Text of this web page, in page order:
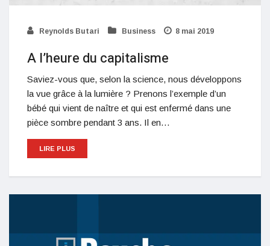
Reynolds Butari Business 8 mai 2019
A l’heure du capitalisme
Saviez-vous que, selon la science, nous développons
la vue grâce à la lumière ? Prenons l’exemple d’un
bébé qui vient de naître et qui est enfermé dans une
pièce sombre pendant 3 ans. Il en…
LIRE PLUS